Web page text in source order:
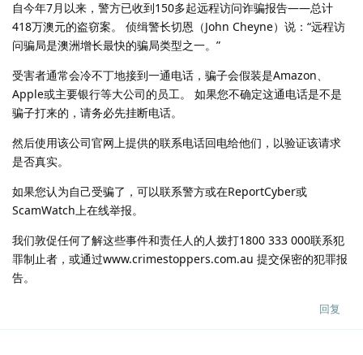
自今年7月以来，警方已收到150多起远程访问诈骗报告——总计
418万澳元的盗窃案。 侦缉警长切恩（John Cheyne）说：“远程访
问骗局是澳洲增长最快的骗局类型之一。”
受害者通常会冷不丁地接到一通电话，骗子会假装是Amazon、
Apple或主要银行等大公司的员工。 如果您不确定这通电话是不是
骗子打来的，请务必先挂断电话。
然后使用该公司官网上提供的联系电话回电给他们，以验证该请求
是否真实。
如果您认为自己受骗了，可以联系警方或在ReportCyber或
ScamWatch上在线举报。
我们敦促任何了解这些事件和责任人的人拨打1800 333 000联系犯
罪制止者，或通过www.crimestoppers.com.au 提交保密的犯罪报
告。
回复